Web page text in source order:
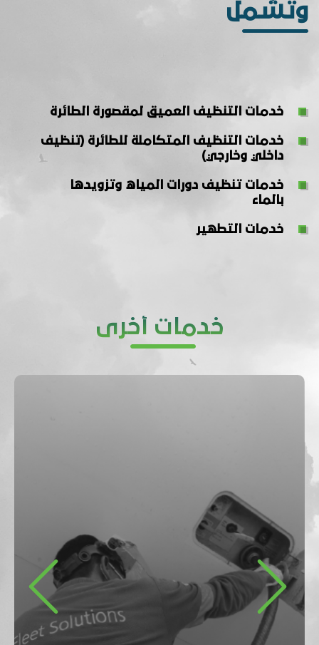
وتشمل
خدمات التنظيف العميق لمقصورة الطائرة
خدمات التنظيف المتكاملة للطائرة (تنظيف
داخلي وخارجي)
خدمات تنظيف دورات المياه وتزويدها
بالماء
خدمات التطهير
خدمات أخرى
Previous Next